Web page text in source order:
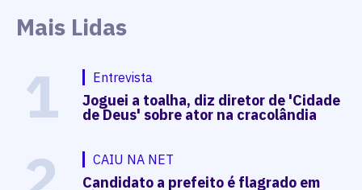
Mais Lidas
1 Entrevista
Joguei a toalha, diz diretor de 'Cidade
de Deus' sobre ator na cracolândia
CAIU NA NET
Candidato a prefeito é flagrado em